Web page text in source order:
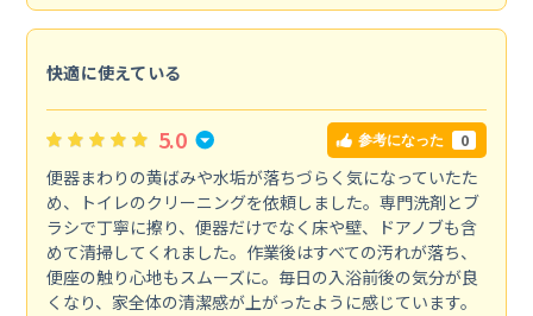
快適に使えている
5.0 参考になった 0
便器まわりの黄ばみや水垢が落ちづらく気になっていたた
め、トイレのクリーニングを依頼しました。専門洗剤とブ
ラシで丁寧に擦り、便器だけでなく床や壁、ドアノブも含
めて清掃してくれました。作業後はすべての汚れが落ち、
便座の触り心地もスムーズに。毎日の入浴前後の気分が良
くなり、家全体の清潔感が上がったように感じています。